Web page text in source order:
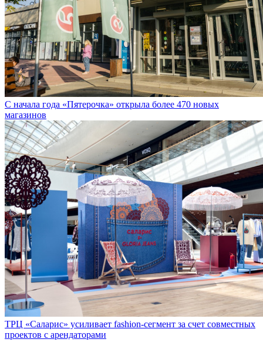
С начала года «Пятерочка» открыла более 470 новых
магазинов
ТРЦ «Саларис» усиливает fashion-сегмент за счет совместных
проектов с арендаторами